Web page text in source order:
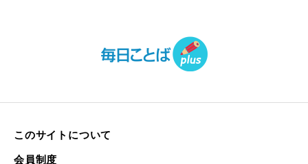
このサイトについて
会員制度